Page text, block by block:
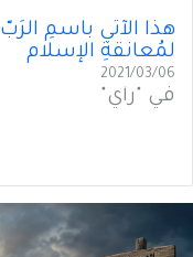
هذا الآتي باسمِ الرَبّ
لمُعانقةِ الإسلام
2021/03/06
في "رأي"